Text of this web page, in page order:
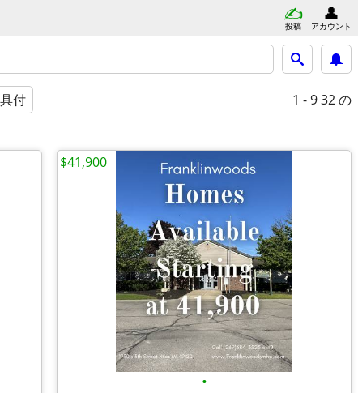
投稿 アカウント
付 1 - 932 の
•
$41,900